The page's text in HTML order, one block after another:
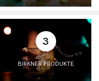
3
BIRKNER PRODUKTE